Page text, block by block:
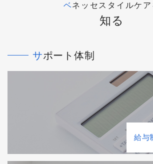
ベネッセスタイルケア
知る
サポート体制
給与